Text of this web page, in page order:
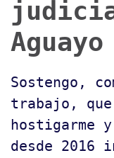
Aguayo
Sostengo,
trabajo,
hostigarme
desde 2016